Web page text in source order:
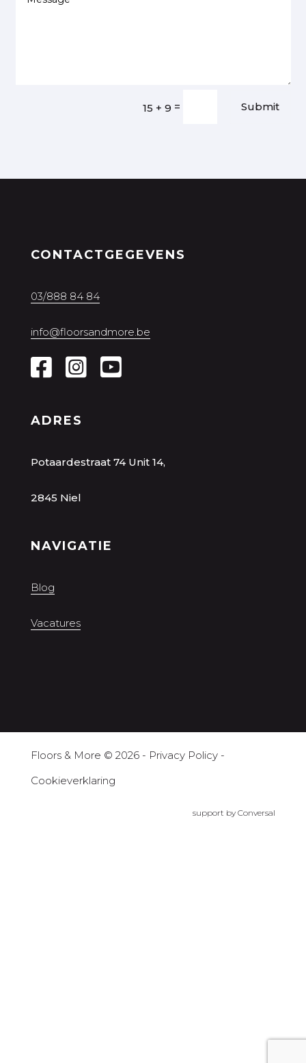
15 + 9 = Submit
CONTACTGEGEVENS
03/888 84 84
info@floorsandmore.be
ADRES
Potaardestraat 74 Unit 14,
2845 Niel
NAVIGATIE
Blog
Vacatures
Floors & More © 2026 - Privacy Policy-
Cookieverklaring
support byConversal